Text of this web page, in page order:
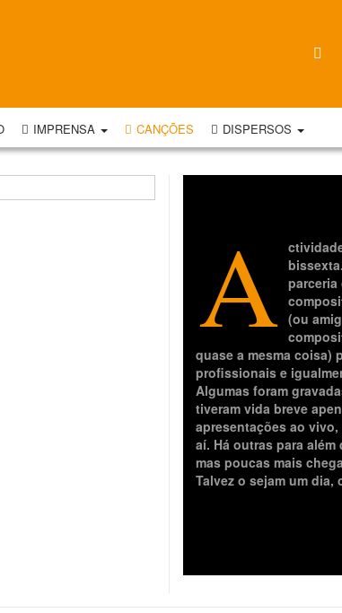
IMPRENSA CANÇÕES DISPERSOS
A (ou
quase a mesma coisa)
profissionais e
Algumas foram
tiveram vida breve
apresentações ao
aí. Há outras para além
mas poucas mais
Talvez o sejam um dia,